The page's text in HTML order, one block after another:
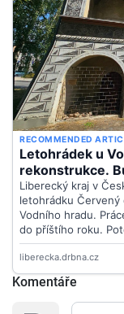
Komentáře